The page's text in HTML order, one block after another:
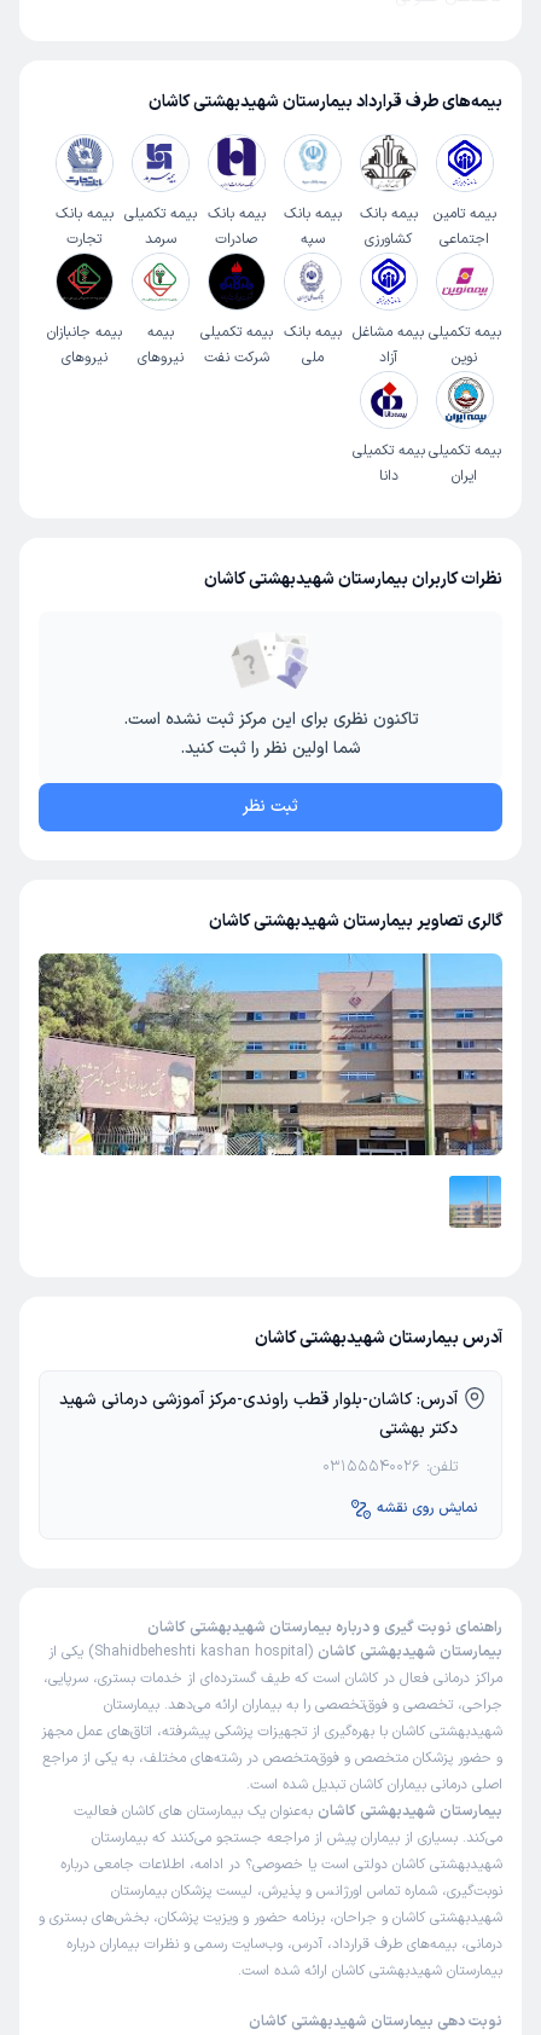
روانشناسی
تخصص پوست و مو
بیمه‌های طرف قرارداد بیمارستان شهیدبهشتی کاشان
بیمه تامین
اجتماعی
بیمه بانک
کشاورزی
بیمه بانک
سپه
بیمه بانک
صادرات
بیمه تکمیلی
سرمد
بیمه بانک
تجارت
بیمه تکمیلی
نوین
بیمه مشاغل
آزاد
بیمه بانک
ملی
بیمه تکمیلی
شرکت نفت
بیمه
نیروهای
بیمه جانبازان
نیروهای
بیمه تکمیلی
ایران
بیمه تکمیلی
دانا
نظرات کاربران بیمارستان شهیدبهشتی کاشان
تاکنون نظری برای این مرکز ثبت نشده است.
شما اولین نظر را ثبت کنید.
ثبت نظر
گالری تصاویر بیمارستان شهیدبهشتی کاشان
آدرس بیمارستان شهیدبهشتی کاشان
آدرس:کاشان-بلوار قطب راوندی-مرکز آموزشی درمانی شهید
دکتر بهشتی
تلفن: 03155540026
نمایش روی نقشه
راهنمای نوبت گیری و درباره بیمارستان شهیدبهشتی کاشان
بیمارستان شهیدبهشتی کاشان
(Shahidbeheshti kashan hospital) یکی از
مراکز درمانی فعال در کاشان است که طیف گسترده‌ای از خدمات بستری، سرپایی،
جراحی، تخصصی و فوق‌تخصصی را به بیماران ارائه می‌دهد. بیمارستان
شهیدبهشتی کاشان با بهره‌گیری از تجهیزات پزشکی پیشرفته، اتاق‌های عمل مجهز
و حضور پزشکان متخصص و فوق‌متخصص در رشته‌های مختلف، به یکی از مراجع
اصلی درمانی بیماران کاشان تبدیل شده است.
بیمارستان شهیدبهشتی کاشان به‌عنوان یک بیمارستان های کاشان فعالیت
می‌کند. بسیاری از بیماران پیش از مراجعه جستجو می‌کنند که بیمارستان
شهیدبهشتی کاشان دولتی است یا خصوصی؟ در ادامه، اطلاعات جامعی درباره
نوبت‌گیری، شماره تماس اورژانس و پذیرش، لیست پزشکان بیمارستان
شهیدبهشتی کاشان و جراحان، برنامه حضور و ویزیت پزشکان، بخش‌های بستری و
درمانی، بیمه‌های طرف قرارداد، آدرس، وب‌سایت رسمی و نظرات بیماران درباره
بیمارستان شهیدبهشتی کاشان ارائه شده است.
نوبت دهی بیمارستان شهیدبهشتی کاشان